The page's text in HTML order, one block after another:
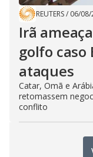
REUTERS/ 06/
Irã
golfo caso
ataques
Catar, Omã e
retomassem
conflito